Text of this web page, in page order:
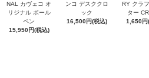
NAL カヴェコ オ
リジナル ボール
ペン
15,950円(税込)
ンコ デスククロ
ック
16,500円(税込)
RY クラ
ター
1,650円